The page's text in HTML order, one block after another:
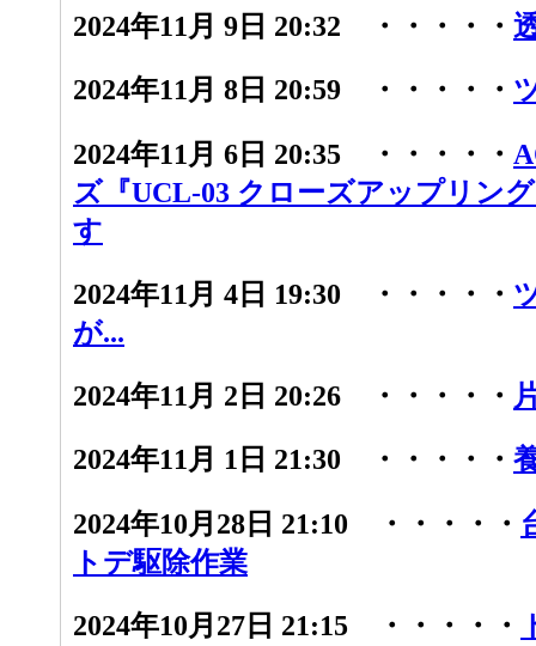
2024年11月 9日 20:32 ・・・・・
2024年11月 8日 20:59 ・・・・・
2024年11月 6日 20:35 ・・・・・
ズ『UCL-03 クローズアップリン
す
2024年11月 4日 19:30 ・・・・・
が...
2024年11月 2日 20:26 ・・・・・
2024年11月 1日 21:30 ・・・・・
2024年10月28日 21:10 ・・・・・
トデ駆除作業
2024年10月27日 21:15 ・・・・・